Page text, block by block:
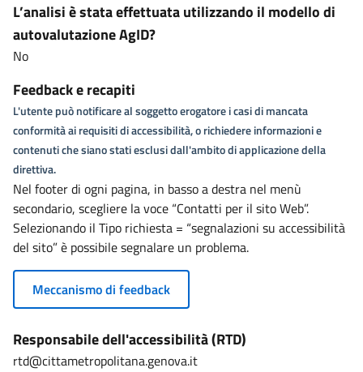
L’analisi è stata effettuata utilizzando il modello di
autovalutazione AgID?
No
Feedback e recapiti
L'utente può notificare al soggetto erogatore i casi di mancata
conformità ai requisiti di accessibilità, o richiedere informazioni e
contenuti che siano stati esclusi dall'ambito di applicazione della
direttiva.
Nel footer di ogni pagina, in basso a destra nel menù
secondario, scegliere la voce “Contatti per il sito Web”.
Selezionando il Tipo richiesta = “segnalazioni su accessibilità
del sito” è possibile segnalare un problema.
Meccanismo di feedback
Responsabile dell'accessibilità (RTD)
rtd@cittametropolitana.genova.it